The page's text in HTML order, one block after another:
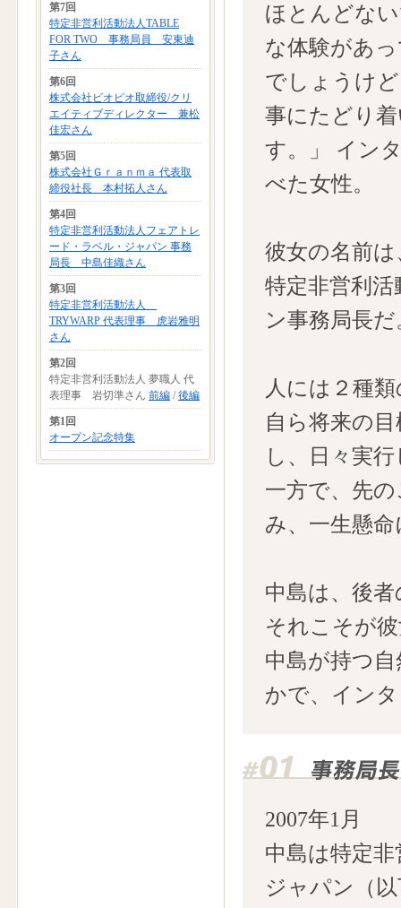
ほとんどな
な体験があ
でしょうけ
事にたどり
す。」 イン
べた女性。
彼女の名前
特定非営利
ン事務局長だ
人には２種
自ら将来の
し、日々実
一方で、先
み、一生懸
中島は、後
それこそが
中島が持つ
かで、イン
2007年1月
中島は特定
ジャパン（
第7回
特定非営利活動法人TABLE
FOR TWO 事務局員 安東迪
子さん
第6回
株式会社ビオピオ取締役/クリ
エイティブディレクター 兼松
佳宏さん
第5回
株式会社Ｇｒａｎｍａ 代表取
締役社長 本村拓人さん
第4回
特定非営利活動法人フェアトレ
ード・ラベル・ジャパン 事務
局長 中島佳織さん
第3回
特定非営利活動法人
TRYWARP 代表理事 虎岩雅明
さん
第2回
特定非営利活動法人 夢職人 代
表理事 岩切準さん 前編 /後編
第1回
オープン記念特集